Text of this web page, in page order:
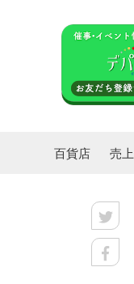
百貨店 売上